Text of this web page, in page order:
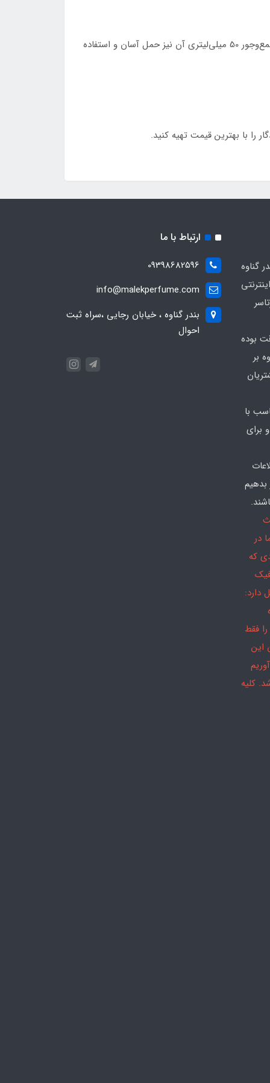
این عطر به دلیل رایحه گرم و شیرینش انتخابی ایده‌آل برای شب‌ها، مجالس رسمی و روزهای سرد سال است. طراحی شیشه جمع‌وجور 50 میلی‌لیتری آن نیز حمل آسان و استفاده
گناوه
بوده
بر
با
برای
بدهیم
در
که
دارد:
فقط
این
کلیه
ارتباط با ما
09398682596
info@malekperfume.com
بندر گناوه ، خیابان رجایی ،سراه ثبت
احوال